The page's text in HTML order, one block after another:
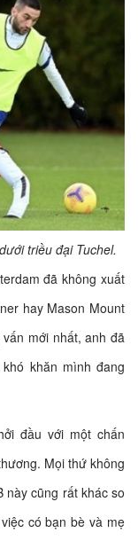
triều đại Tuchel.
đã không xuất
hay Mason Mount
mới nhất, anh đã
khăn mình đang
đầu với một chấn
Mọi thứ không
này cũng rất khác so
có bạn bè và mẹ